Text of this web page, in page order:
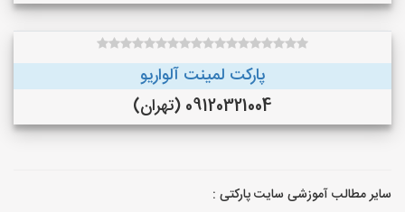
پارکت لمینت آلواریو
09120321004 (تهران)
سایر مطالب آموزشی سایت پارکتی :